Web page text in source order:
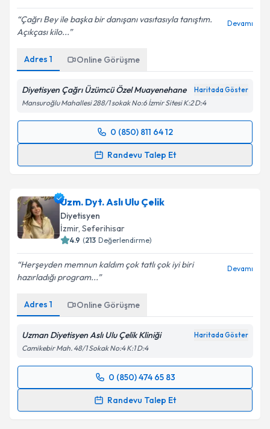
Çağrı Bey ile başka bir danışanı vasıtasıyla tanıştım.
Açıkçası kilo...
Devamı
Adres 1 Online Görüşme
Diyetisyen Çağrı Üzümcü Özel Muayenehane Haritada Göster
Mansuroğlu Mahallesi 288/1 sokak No:6 İzmir Sitesi K:2 D:4
0 (850) 811 64 12
Randevu Talep Et
Randevu Takvimi Talebi
takvim hazırlandığında e-posta ile bilgilendireceğiz.
E-posta Adresiniz
Kişisel verilerimin işlenmesine ilişkin
kapsamda işlenmesini kabul ediyorum.
Takvim Talebini Gönder
Uzm. Dyt. Aslı Ulu Çelik
Diyetisyen
İzmir, Seferihisar
4.9 (213 Değerlendirme)
Herşeyden memnun kaldım çok tatlı çok iyi biri
hazırladığı program...
Devamı
Adres 1 Online Görüşme
Uzman Diyetisyen Aslı Ulu Çelik Kliniği Haritada Göster
Camikebir Mah. 48/1 Sokak No:4 K:1 D:4
0 (850) 474 65 83
Randevu Talep Et
Randevu Takvimi Talebi